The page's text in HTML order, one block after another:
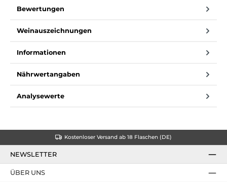
Bewertungen
Weinauszeichnungen
Informationen
Nährwertangaben
Analysewerte
Kostenloser Versand ab 18 Flaschen (DE)
NEWSLETTER
ÜBER UNS